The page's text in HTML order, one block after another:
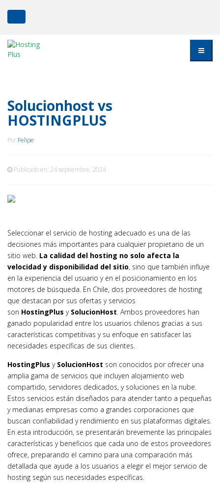
Solucionhost vs
HOSTINGPLUS
Por Felipe
Publicado en: 24 septiembre, 2024
Seleccionar el servicio de hosting adecuado es una de las
decisiones más importantes para cualquier propietario de un
sitio web. La calidad del hosting no solo afecta la
velocidad y disponibilidad del sitio, sino que también influye
en la experiencia del usuario y en el posicionamiento en los
motores de búsqueda. En Chile, dos proveedores de hosting
que destacan por sus ofertas y servicios
son HostingPlus y SolucionHost. Ambos proveedores han
ganado popularidad entre los usuarios chilenos gracias a sus
características competitivas y su enfoque en satisfacer las
necesidades específicas de sus clientes.
HostingPlus y SolucionHost son conocidos por ofrecer una
amplia gama de servicios que incluyen alojamiento web
compartido, servidores dedicados, y soluciones en la nube.
Estos servicios están diseñados para atender tanto a pequeñas
y medianas empresas como a grandes corporaciones que
buscan confiabilidad y rendimiento en sus plataformas digitales.
En esta introducción, se presentarán brevemente las principales
características y beneficios que cada uno de estos proveedores
ofrece, preparando el camino para una comparación más
detallada que ayude a los usuarios a elegir el mejor servicio de
hosting según sus necesidades específicas.